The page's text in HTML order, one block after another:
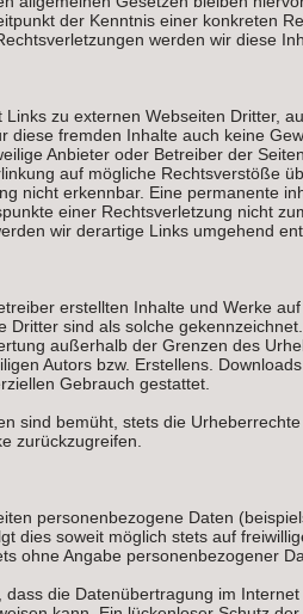
der Kenntnis einer konkreten
werden wir diese
Links zu externen Webseiten Dritter,
diese fremden Inhalte auch keine
Anbieter oder Betreiber der
auf mögliche Rechtsverstöße
nicht erkennbar. Eine permanente
einer Rechtsverletzung nicht
wir derartige Links umgehend
erstellten Inhalte und Werke
Dritter sind als solche
außerhalb der Grenzen des
Autors bzw. Erstellens.
Gebrauch gestattet.
sind bemüht, stets die
zurückzugreifen.
personenbezogene Daten
dies soweit möglich stets auf
ohne Angabe personenbezogener
dass die Datenübertragung im